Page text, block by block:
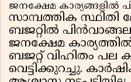
ജനക്ഷേമ കാര്യങ്ങളിൽ
സാമ്പത്തിക സ്ഥിതി
ബജറ്റിൽ
ജനക്ഷേമ
ബജറ്റ് വിഹിതം പല
വെട്ടിക്കുറച്ചു.